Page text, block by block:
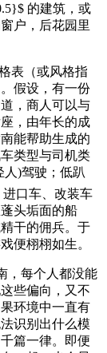
的建筑，或
户，后花园里
表（或风格指
假设，有一份
，商人可以与
，由年长的成
能帮助生成的
类型与司机类
)驾驶；低趴
口车、改装车
头垢面的船
干的佣兵。于
便栩栩如生。
，每个人都没能
些偏向，又不
环境中一直有
识别出什么模
篇一律。即便